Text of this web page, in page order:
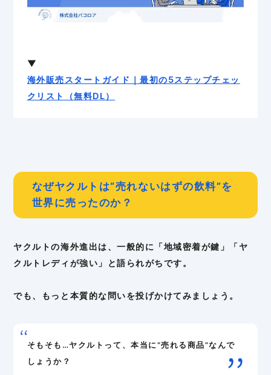
▼
海外販売スタートガイド｜最初の5ステップチェッ
クリスト（無料DL）
なぜヤクルトは“売れないはずの飲料”を
世界に売ったのか？
ヤクルトの海外進出は、一般的に「地域密着が鍵」「ヤ
クルトレディが強い」と語られがちです。
でも、もっと本質的な問いを投げかけてみましょう。
そもそも…ヤクルトって、本当に“売れる商品”なんで
しょうか？